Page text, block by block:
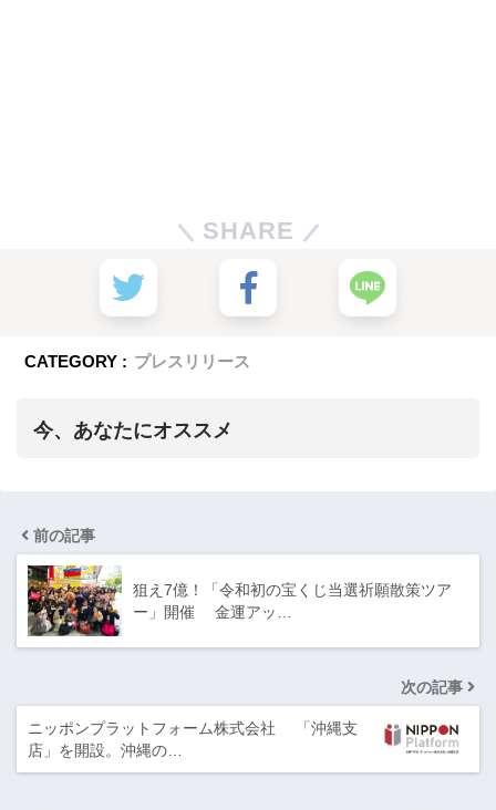
SHARE
CATEGORY : プレスリリース
今、あなたにオススメ
前の記事
狙え7億！「令和初の宝くじ当選祈願散策ツア
ー」開催 金運アッ…
次の記事
ニッポンプラットフォーム株式会社 「沖縄支
店」を開設。沖縄の…